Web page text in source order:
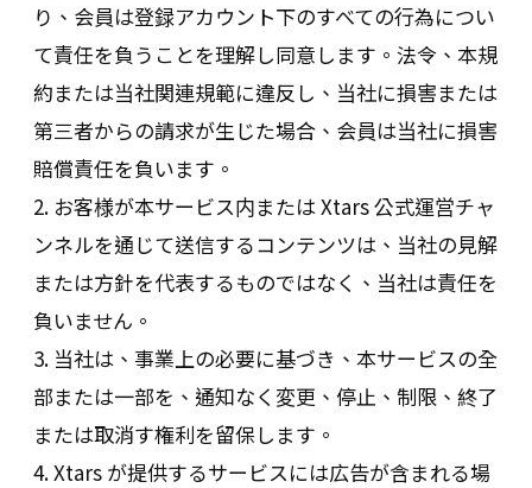
り、会員は登録アカウント下のすべての行為につい
て責任を負うことを理解し同意します。法令、本規
約または当社関連規範に違反し、当社に損害または
第三者からの請求が生じた場合、会員は当社に損害
賠償責任を負います。
2. お客様が本サービス内または Xtars 公式運営チャ
ンネルを通じて送信するコンテンツは、当社の見解
または方針を代表するものではなく、当社は責任を
負いません。
3. 当社は、事業上の必要に基づき、本サービスの全
部または一部を、通知なく変更、停止、制限、終了
または取消す権利を留保します。
4. Xtars が提供するサービスには広告が含まれる場